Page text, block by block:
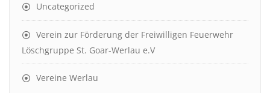
Uncategorized
Verein zur Förderung der Freiwilligen Feuerwehr
Löschgruppe St. Goar-Werlau e.V
Vereine Werlau